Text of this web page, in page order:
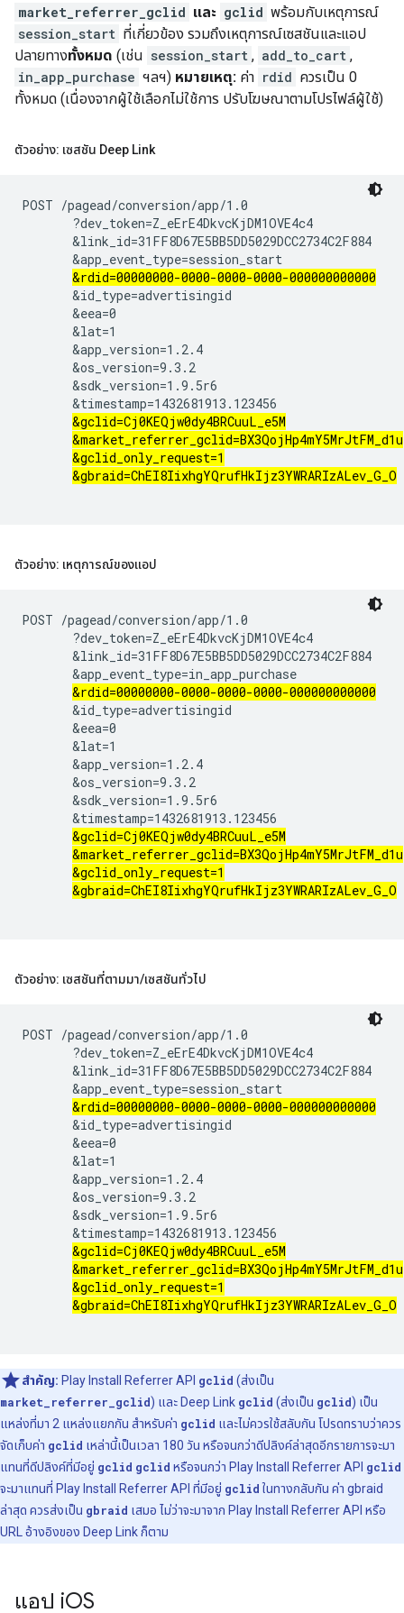
market_referrer_gclid และ gclid พร้อมกับเหตุการณ์
session_start ที่เกี่ยวข้อง รวมถึงเหตุการณ์เซสชันและแอป
ปลายทางทั้งหมด (เช่น session_start , add_to_cart ,
in_app_purchase ฯลฯ) หมายเหตุ: ค่า rdid ควรเป็น 0
ทั้งหมด (เนื่องจากผู้ใช้เลือกไม่ใช้การ ปรับโฆษณาตามโปรไฟล์ผู้ใช้)
ตัวอย่าง: เซสชัน Deep Link
POST /pagead/conversion/app/1.0
       ?dev_token=Z_eErE4DkvcKjDM1OVE4c4
       &link_id=31FF8D67E5BB5DD5029DCC2734C2F884
       &app_event_type=session_start
&rdid=00000000-0000-0000-0000-000000000000
       &id_type=advertisingid
       &eea=0
       &lat=1
       &app_version=1.2.4
       &os_version=9.3.2
       &sdk_version=1.9.5r6
       &timestamp=1432681913.123456
&gclid=Cj0KEQjw0dy4BRCuuL_e5M
&market_referrer_gclid=BX3QojHp4mY5MrJtFM_d1u
&gclid_only_request=1
&gbraid=ChEI8IixhgYQrufHkIjz3YWRARIzALev_G_O
ตัวอย่าง: เหตุการณ์ของแอป
POST /pagead/conversion/app/1.0
       ?dev_token=Z_eErE4DkvcKjDM1OVE4c4
       &link_id=31FF8D67E5BB5DD5029DCC2734C2F884
       &app_event_type=in_app_purchase
&rdid=00000000-0000-0000-0000-000000000000
       &id_type=advertisingid
       &eea=0
       &lat=1
       &app_version=1.2.4
       &os_version=9.3.2
       &sdk_version=1.9.5r6
       &timestamp=1432681913.123456
&gclid=Cj0KEQjw0dy4BRCuuL_e5M
&market_referrer_gclid=BX3QojHp4mY5MrJtFM_d1u
&gclid_only_request=1
&gbraid=ChEI8IixhgYQrufHkIjz3YWRARIzALev_G_O
ตัวอย่าง: เซสชันที่ตามมา/เซสชันทั่วไป
POST /pagead/conversion/app/1.0
       ?dev_token=Z_eErE4DkvcKjDM1OVE4c4
       &link_id=31FF8D67E5BB5DD5029DCC2734C2F884
       &app_event_type=session_start
&rdid=00000000-0000-0000-0000-000000000000
       &id_type=advertisingid
       &eea=0
       &lat=1
       &app_version=1.2.4
       &os_version=9.3.2
       &sdk_version=1.9.5r6
       &timestamp=1432681913.123456
&gclid=Cj0KEQjw0dy4BRCuuL_e5M
&market_referrer_gclid=BX3QojHp4mY5MrJtFM_d1u
&gclid_only_request=1
&gbraid=ChEI8IixhgYQrufHkIjz3YWRARIzALev_G_O
สำคัญ: Play Install Referrer API gclid (ส่งเป็น
market_referrer_gclid) และ Deep Link gclid (ส่งเป็น gclid) เป็น
แหล่งที่มา 2 แหล่งแยกกัน สำหรับค่า gclid และไม่ควรใช้สลับกัน โปรดทราบว่าควร
จัดเก็บค่า gclid เหล่านี้เป็นเวลา 180 วัน หรือจนกว่าดีปลิงค์ล่าสุดอีกรายการจะมา
แทนที่ดีปลิงค์ที่มีอยู่ gclid gclid หรือจนกว่า Play Install Referrer API gclid
จะมาแทนที่ Play Install Referrer API ที่มีอยู่ gclid ในทางกลับกัน ค่า gbraid
ล่าสุด ควรส่งเป็น gbraid เสมอ ไม่ว่าจะมาจาก Play Install Referrer API หรือ
URL อ้างอิงของ Deep Link ก็ตาม
แอป iOS